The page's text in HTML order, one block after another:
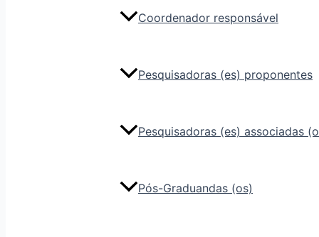
Coordenador responsável
Pesquisadoras (es) proponentes
Pesquisadoras (es) associadas
Pós-Graduandas (os)